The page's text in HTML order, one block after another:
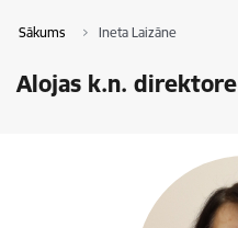
Sākums Ineta Laizāne
Alojas k.n. direktore